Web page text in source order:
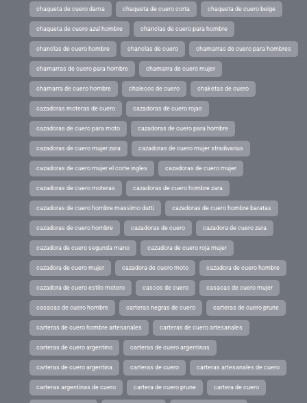
chaqueta de cuero dama chaqueta de cuero corta chaqueta de cuero beige
chaqueta de cuero azul hombre chanclas de cuero para hombre
chanclas de cuero hombre chanclas de cuero chamarras de cuero para hombres
chamarras de cuero para hombre chamarra de cuero mujer
chamarra de cuero hombre chalecos de cuero chaketas de cuero
cazadoras moteras de cuero cazadoras de cuero rojas
cazadoras de cuero para moto cazadoras de cuero para hombre
cazadoras de cuero mujer zara cazadoras de cuero mujer stradivarius
cazadoras de cuero mujer el corte ingles cazadoras de cuero mujer
cazadoras de cuero moteras cazadoras de cuero hombre zara
cazadoras de cuero hombre massimo dutti cazadoras de cuero hombre baratas
cazadoras de cuero hombre cazadoras de cuero cazadora de cuero zara
cazadora de cuero segunda mano cazadora de cuero roja mujer
cazadora de cuero mujer cazadora de cuero moto cazadora de cuero hombre
cazadora de cuero estilo motero cascos de cuero casacas de cuero mujer
casacas de cuero hombre carteras negras de cuero carteras de cuero prune
carteras de cuero hombre artesanales carteras de cuero artesanales
carteras de cuero argentino carteras de cuero argentinas
carteras de cuero argentina carteras de cuero carteras artesanales de cuero
carteras argentinas de cuero cartera de cuero prune cartera de cuero